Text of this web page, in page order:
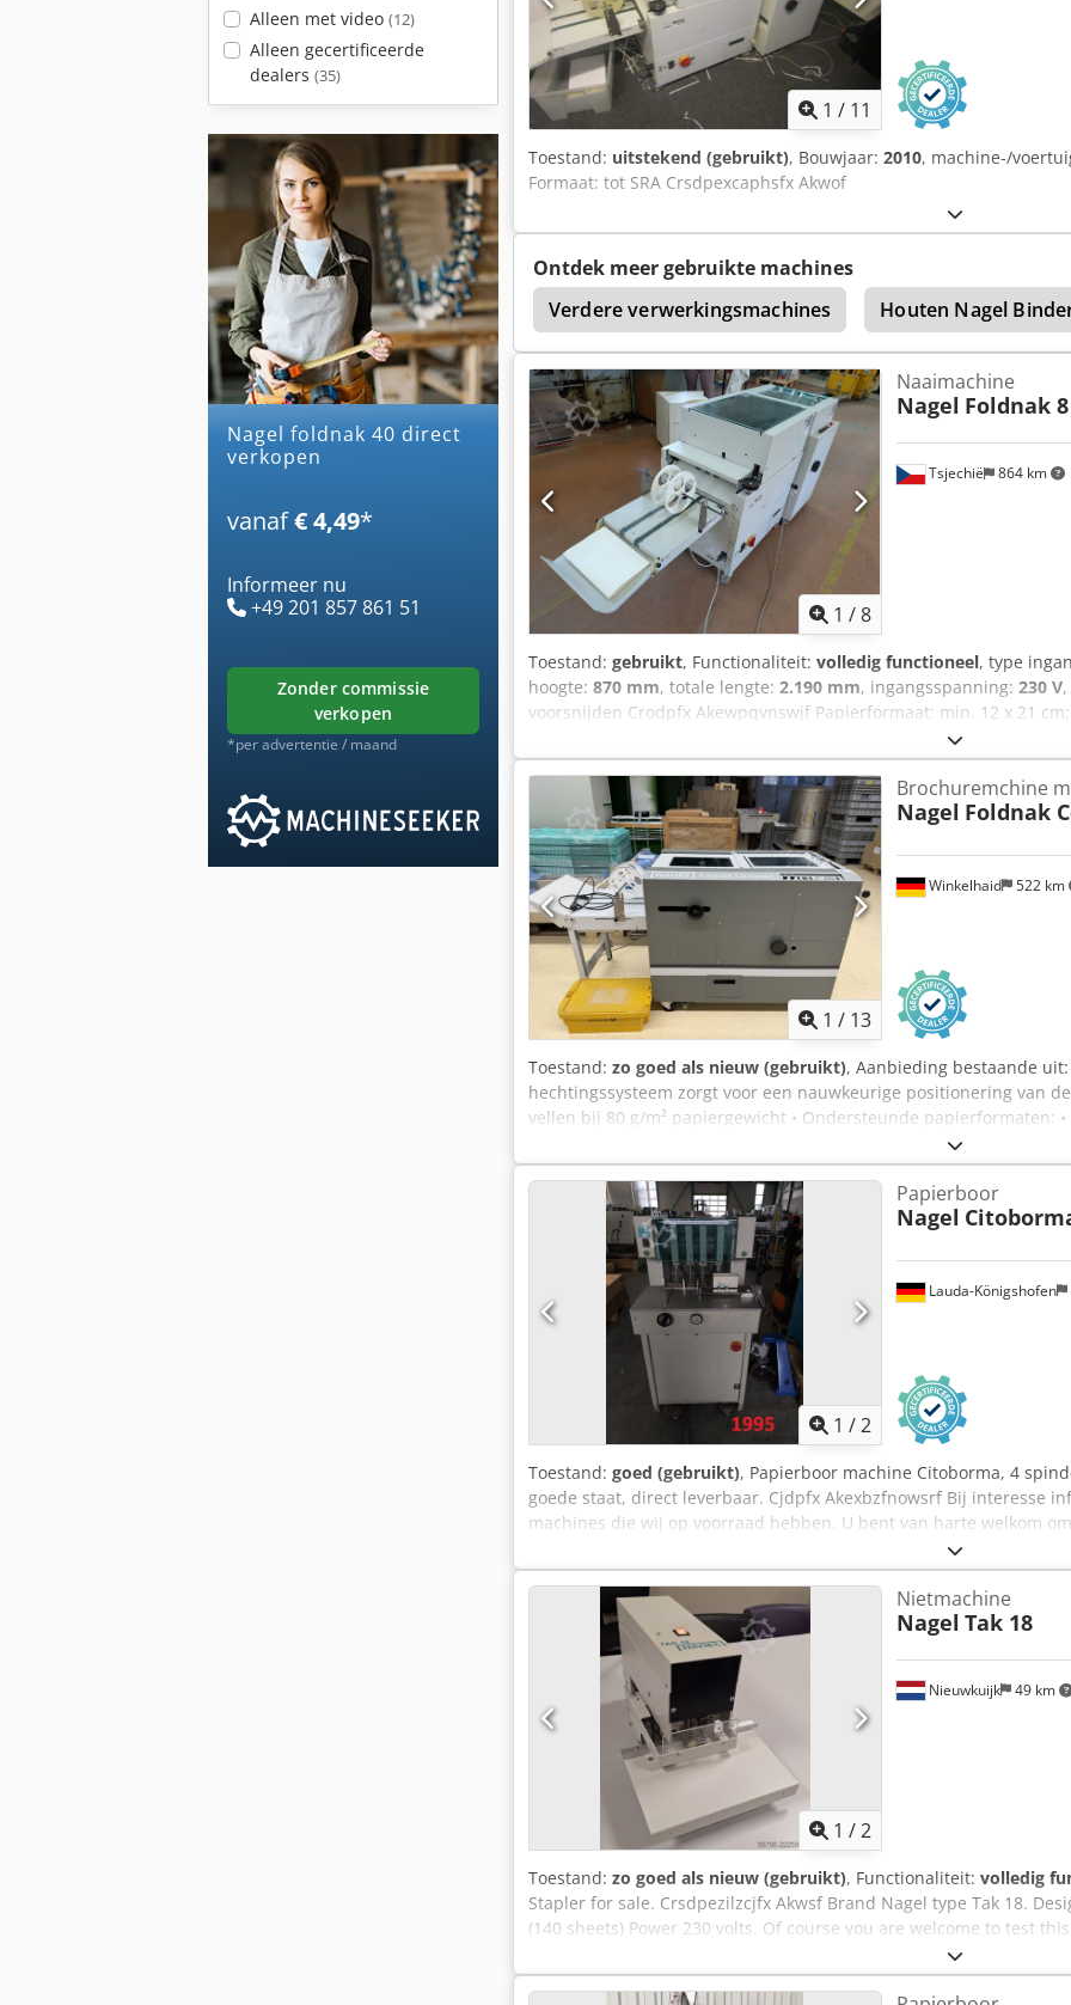
Alleen met video (12)
Alleen gecertificeerde
dealers (35)
nagel foldnak 40 direct
verkopen
vanaf€ 4,49*
Informeer nu
+49 201 857 861 51
zonder commissie
verkopen
*per advertentie / maand
1 / 11
Toestand: uitstekend (gebruikt), Bouwjaar: 2010, machine-/
Formaat: tot SRA Crsdpexcaphsfx Akwof
Ontdek meer gebruikte machines
Verdere verwerkingsmachines
Houten Nagel
Hohner Houten Nagel Binder
1 /8
Tsjechië 864 km
Naaimachine
Nagel Foldnak
Toestand: gebruikt, Functionaliteit: volledig functioneel, type
hoogte: 870 mm, totale lengte: 2.190 mm, ingangsspanning: 230 V
voorsnijden Crodpfx Akewpqvnswjf Papierformaat: min. 12 x 21
gesloten) 2x Foldnak industriële nietkoppen Snijmachine met
2000 nietjes/u Afmetingen: hoogte x breedte x lengte (cm): 87 x 61
nettogewicht: 270 kg: Functioneel, kan getest worden.
1 / 13
Winkelhaid 522 km
Brochuremchine
Nagel Foldnak
Toestand: zo goed als nieuw (gebruikt), Aanbieding bestaande
hechtingssysteem zorgt voor een nauwkeurige positionering van
vellen bij 80 g/m² papiergewicht • Ondersteunde papierformaten:
325 × 450 mm • Standaard verwerking met vlak- of ringspanhaken
gelijktijdig op vier verschillende posities worden ingezet •
Transportband met rolgeleiding garandeert een gelijkmatige en
ombuigers zorgen voor vlakliggende en nette nieten •
tijdig en vermindert afval • Voor de frontafsnede wordt de
vouw te verkrijgen • De frontafsnede vindt exact parallel aan de
Ingebouwde, verstelbare uitlegrand zorgt voor een geordende
Cjdpfx Asyl Syxokworf
1 /2
Lauda-Königshofen
Papierboor
Nagel
Toestand: goed (gebruikt), Papierboor machine Citoborma, 4
goede staat, direct leverbaar. Cjdpfx Akexbzfnowsrf Bij interesse
machines die wij op voorraad hebben. U bent van harte welkom
1 /2
Nieuwkuijk 49 km
Nietmachine
Nagel Tak 18
Toestand: zo goed als nieuw (gebruikt), Functionaliteit: volledig
Stapler for sale. Crsdpezilzcjfx Akwsf Brand Nagel type Tak 18.
(140 sheets) Power 230 volts. Of course you are welcome to test
transport/packaging for you and load it into a truck or container.
(location the Netherlands). If you would like to purchase that